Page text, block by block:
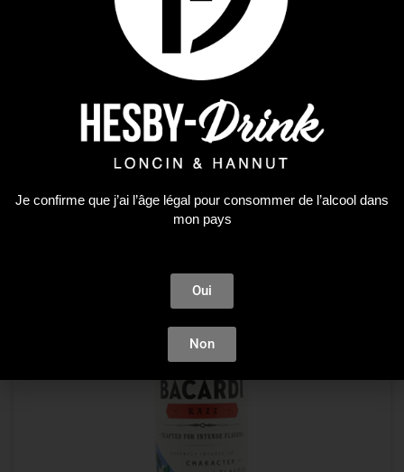
Non classé
Amaro Averna
18,11€
AJOUTER AU PANIER
Je confirme que j’ai l’âge légal pour consommer de l’alcool dans
mon pays
Oui
Non